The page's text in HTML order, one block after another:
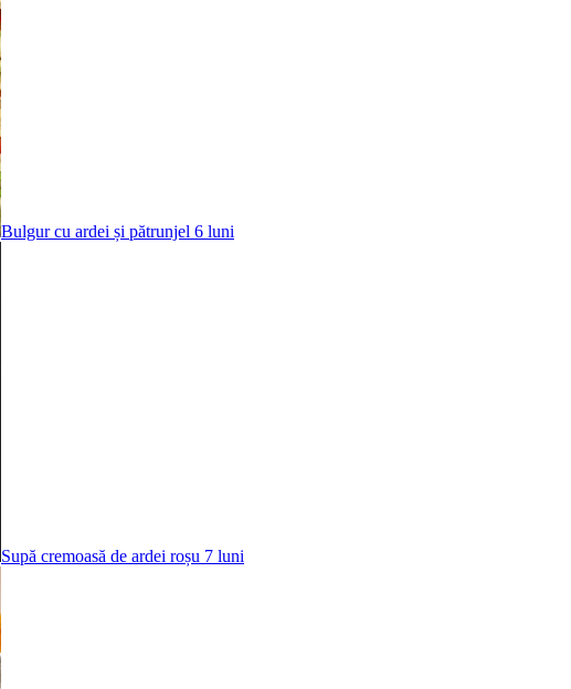
Bulgur cu ardei și pătrunjel 6 luni
Supă cremoasă de ardei roșu 7 luni